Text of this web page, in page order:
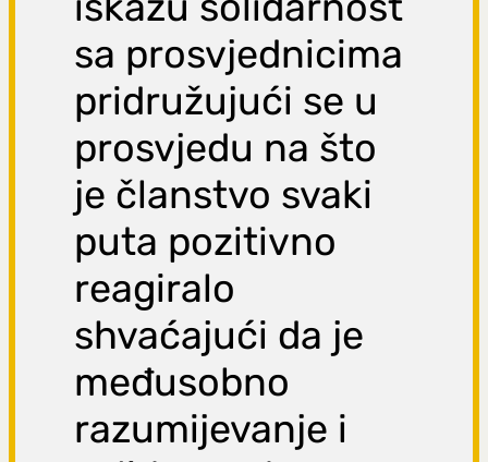
sa prosvjednicima
pridružujući se u
prosvjedu na što
je članstvo svaki
puta pozitivno
reagiralo
shvaćajući da je
međusobno
razumijevanje i